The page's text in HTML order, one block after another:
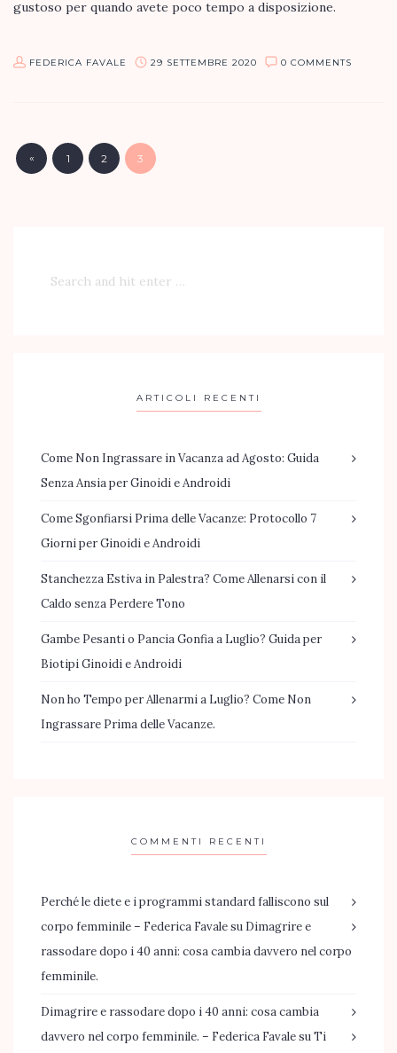
gustoso per quando avete poco tempo a disposizione.
FEDERICA FAVALE 29 SETTEMBRE 2020 0 COMMENTS
« 1 2 3
ARTICOLI RECENTI
Come Non Ingrassare in Vacanza ad Agosto: Guida
Senza Ansia per Ginoidi e Androidi
Come Sgonfiarsi Prima delle Vacanze: Protocollo 7
Giorni per Ginoidi e Androidi
Stanchezza Estiva in Palestra? Come Allenarsi con il
Caldo senza Perdere Tono
Gambe Pesanti o Pancia Gonfia a Luglio? Guida per
Biotipi Ginoidi e Androidi
Non ho Tempo per Allenarmi a Luglio? Come Non
Ingrassare Prima delle Vacanze.
COMMENTI RECENTI
Perché le diete e i programmi standard falliscono sul
corpo femminile – Federica Favalesu Dimagrire e
rassodare dopo i 40 anni: cosa cambia davvero nel corpo
femminile.
Dimagrire e rassodare dopo i 40 anni: cosa cambia
davvero nel corpo femminile. – Federica FavalesuTi